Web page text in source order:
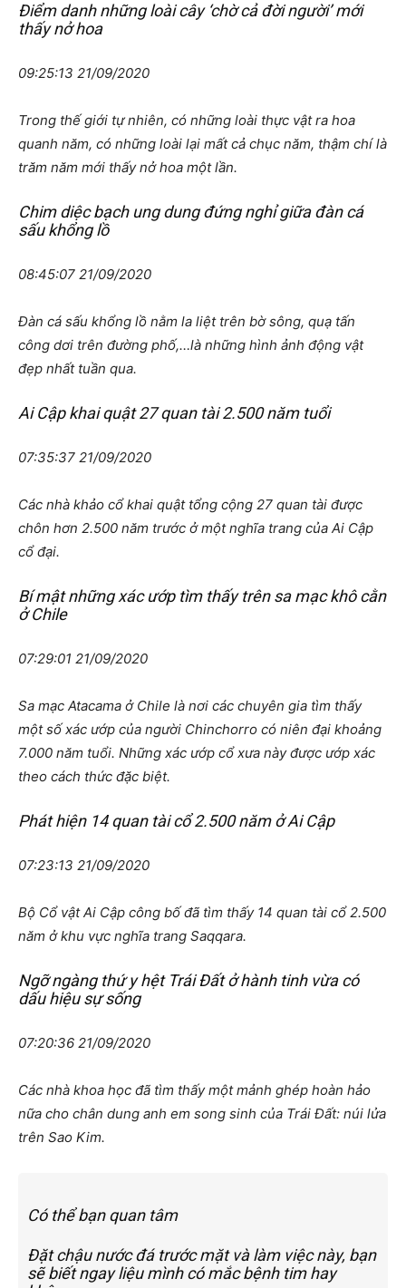
Điểm danh những loài cây ‘chờ cả đời người’ mới
thấy nở hoa
09:25:13 21/09/2020
Trong thế giới tự nhiên, có những loài thực vật ra hoa
quanh năm, có những loài lại mất cả chục năm, thậm chí là
trăm năm mới thấy nở hoa một lần.
Chim diệc bạch ung dung đứng nghỉ giữa đàn cá
sấu khổng lồ
08:45:07 21/09/2020
Đàn cá sấu khổng lồ nằm la liệt trên bờ sông, quạ tấn
công dơi trên đường phố,…là những hình ảnh động vật
đẹp nhất tuần qua.
Ai Cập khai quật 27 quan tài 2.500 năm tuổi
07:35:37 21/09/2020
Các nhà khảo cổ khai quật tổng cộng 27 quan tài được
chôn hơn 2.500 năm trước ở một nghĩa trang của Ai Cập
cổ đại.
Bí mật những xác ướp tìm thấy trên sa mạc khô cằn
ở Chile
07:29:01 21/09/2020
Sa mạc Atacama ở Chile là nơi các chuyên gia tìm thấy
một số xác ướp của người Chinchorro có niên đại khoảng
7.000 năm tuổi. Những xác ướp cổ xưa này được ướp xác
theo cách thức đặc biệt.
Phát hiện 14 quan tài cổ 2.500 năm ở Ai Cập
07:23:13 21/09/2020
Bộ Cổ vật Ai Cập công bố đã tìm thấy 14 quan tài cổ 2.500
năm ở khu vực nghĩa trang Saqqara.
Ngỡ ngàng thứ y hệt Trái Đất ở hành tinh vừa có
dấu hiệu sự sống
07:20:36 21/09/2020
Các nhà khoa học đã tìm thấy một mảnh ghép hoàn hảo
nữa cho chân dung anh em song sinh của Trái Đất: núi lửa
trên Sao Kim.
Có thể bạn quan tâm
Đặt chậu nước đá trước mặt và làm việc này, bạn
sẽ biết ngay liệu mình có mắc bệnh tim hay